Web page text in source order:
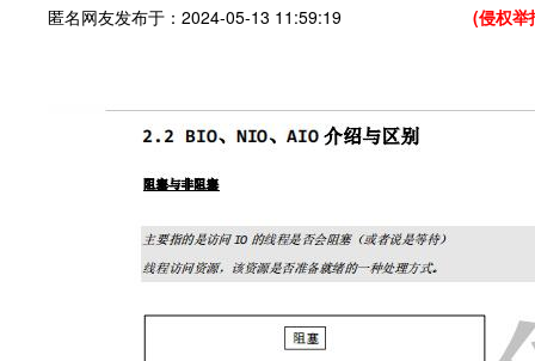
匿名网友发布于：2024-05-13 11:59:19 (侵权举